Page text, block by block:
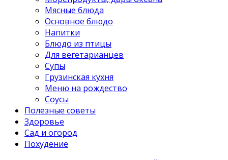
Мясные блюда
Основное блюдо
Напитки
Блюдо из птицы
Для вегетарианцев
Супы
Грузинская кухня
Меню на рождество
Соусы
Полезные советы
Здоровье
Сад и огород
Похудение